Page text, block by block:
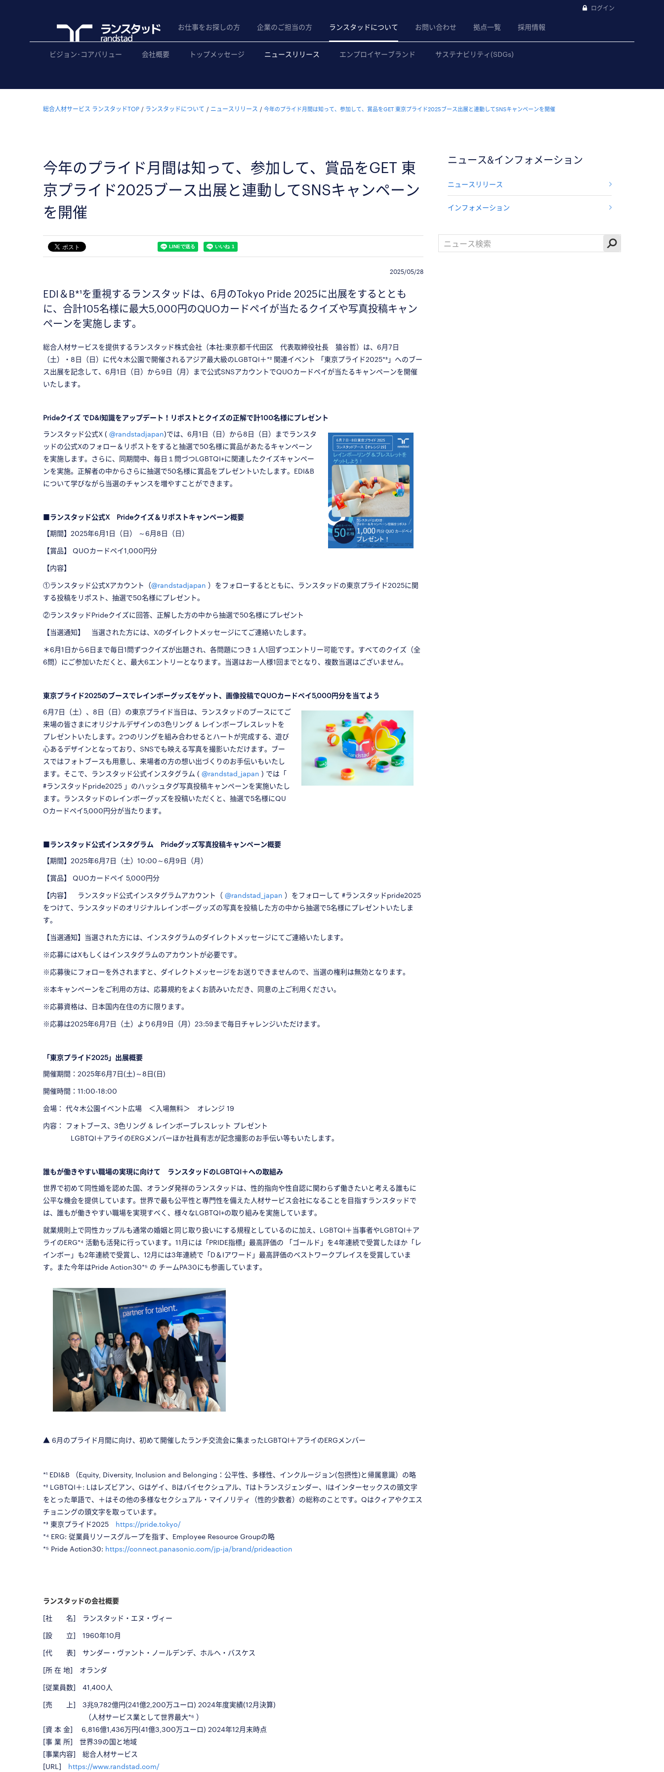
ログイン
お仕事をお探しの方 企業のご担当の方 ランスタッドについて お問い合わせ 拠点一覧 採用情報
ビジョン･コアバリュー 会社概要 トップメッセージ ニュースリリース エンプロイヤーブランド サステナビリティ(SDGs)
総合人材サービス ランスタッドTOP ランスタッドについて ニュースリリース 今年のプライド月間は知って、参加して、賞品をGET 東京プライド2025ブース出展と連動してSNSキャンペーンを開催
今年のプライド月間は知って、参加して、賞品をGET 東
京プライド2025ブース出展と連動してSNSキャンペーン
を開催
2025/05/28
EDI＆B*¹を重視するランスタッドは、6月のTokyo Pride 2025に出展をするととも
に、合計105名様に最大5,000円のQUOカードペイが当たるクイズや写真投稿キャン
ペーンを実施します。
総合人材サービスを提供するランスタッド株式会社（本社:東京都千代田区 代表取締役社長 猿谷哲）は、6月7日
（土）・8日（日）に代々木公園で開催されるアジア最大級のLGBTQI＋*² 関連イベント 「東京プライド2025*³」へのブー
ス出展を記念して、6月1日（日）から9日（月）まで公式SNSアカウントでQUOカードペイが当たるキャンペーンを開催
いたします。
Prideクイズ でD&I知識をアップデート！リポストとクイズの正解で計100名様にプレゼント
ランスタッド公式X ( @randstadjapan)では、6月1日（日）から8日（日）までランスタ
ッドの公式Xのフォロー＆リポストをすると抽選で50名様に賞品があたるキャンペーン
を実施します。さらに、同期間中、毎日１問づつLGBTQI+に関連したクイズキャンペー
ンを実施。正解者の中からさらに抽選で50名様に賞品をプレゼントいたします。EDI&B
について学びながら当選のチャンスを増やすことができます。
■ランスタッド公式X Prideクイズ＆リポストキャンペーン概要
【期間】2025年6月1日（日） ～6月8日（日）
【賞品】 QUOカードペイ1,000円分
【内容】
①ランスタッド公式Xアカウント（@randstadjapan ）をフォローするとともに、ランスタッドの東京プライド2025に関
する投稿をリポスト、抽選で50名様にプレゼント。
②ランスタッドPrideクイズに回答、正解した方の中から抽選で50名様にプレゼント
【当選通知】 当選された方には、Xのダイレクトメッセージにてご連絡いたします。
＊6月1日から6日まで毎日1問ずつクイズが出題され、各問題につき１人1回ずつエントリー可能です。すべてのクイズ（全
6問）にご参加いただくと、最大6エントリーとなります。当選はお一人様1回までとなり、複数当選はございません。
東京プライド2025のブースでレインボーグッズをゲット、画像投稿でQUOカードペイ5,000円分を当てよう
6月7日（土）、8日（日）の東京プライド当日は、ランスタッドのブースにてご
来場の皆さまにオリジナルデザインの3色リング & レインボーブレスレットを
プレゼントいたします。2つのリングを組み合わせるとハートが完成する、遊び
心あるデザインとなっており、SNSでも映える写真を撮影いただけます。ブー
スではフォトブースも用意し、来場者の方の想い出づくりのお手伝いもいたし
ます。そこで、ランスタッド公式インスタグラム ( @randstad_japan ) では「
#ランスタッドpride2025 」のハッシュタグ写真投稿キャンペーンを実施いたし
ます。ランスタッドのレインボーグッズを投稿いただくと、抽選で5名様にQU
Oカードペイ5,000円分が当たります。
■ランスタッド公式インスタグラム Prideグッズ写真投稿キャンペーン概要
【期間】2025年6月7日（土）10:00～6月9日（月）
【賞品】 QUOカードペイ 5,000円分
【内容】 ランスタッド公式インスタグラムアカウント（ @randstad_japan ）をフォローして #ランスタッドpride2025
をつけて、ランスタッドのオリジナルレインボーグッズの写真を投稿した方の中から抽選で5名様にプレゼントいたしま
す。
【当選通知】当選された方には、インスタグラムのダイレクトメッセージにてご連絡いたします。
※応募にはXもしくはインスタグラムのアカウントが必要です。
※応募後にフォローを外されますと、ダイレクトメッセージをお送りできませんので、当選の権利は無効となります。
※本キャンペーンをご利用の方は、応募規約をよくお読みいただき、同意の上ご利用ください。
※応募資格は、日本国内在住の方に限ります。
※応募は2025年6月7日（土）より6月9日（月）23:59まで毎日チャレンジいただけます。
「東京プライド2025」出展概要
開催期間：2025年6月7日(土)～8日(日)
開催時間：11:00-18:00
会場： 代々木公園イベント広場 ＜入場無料＞ オレンジ 19
内容： フォトブース、3色リング & レインボーブレスレット プレゼント
LGBTQI＋アライのERGメンバーほか社員有志が記念撮影のお手伝い等もいたします。
誰もが働きやすい職場の実現に向けて ランスタッドのLGBTQI＋への取組み
世界で初めて同性婚を認めた国、オランダ発祥のランスタッドは、性的指向や性自認に関わらず働きたいと考える誰もに
公平な機会を提供しています。世界で最も公平性と専門性を備えた人材サービス会社になることを目指すランスタッドで
は、誰もが働きやすい職場を実現すべく、様々なLGBTQI+の取り組みを実施しています。
就業規則上で同性カップルも通常の婚姻と同じ取り扱いにする規程としているのに加え、LGBTQI＋当事者やLGBTQI＋ア
ライのERG*⁴ 活動も活発に行っています。11月には「PRIDE指標」最高評価の 「ゴールド」を4年連続で受賞したほか「レ
インボー」も2年連続で受賞し、12月には3年連続で「D＆Iアワード」最高評価のベストワークプレイスを受賞していま
す。また今年はPride Action30*⁵ の チームPA30にも参画しています。
▲ 6月のプライド月間に向け、初めて開催したランチ交流会に集まったLGBTQI＋アライのERGメンバー
*¹ EDI&B （Equity, Diversity, Inclusion and Belonging：公平性、多様性、インクルージョン(包摂性)と帰属意識）の略
*² LGBTQI＋: Lはレズビアン、Gはゲイ、Bはバイセクシュアル、Tはトランスジェンダー、Iはインターセックスの頭文字
をとった単語で、＋はその他の多様なセクシュアル・マイノリティ（性的少数者）の総称のことです。Qはクィアやクエス
チョニングの頭文字を取っています。
*³ 東京プライド2025 https://pride.tokyo/
*⁴ ERG: 従業員リソースグループを指す、Employee Resource Groupの略
*⁵ Pride Action30: https://connect.panasonic.com/jp-ja/brand/prideaction
ランスタッドの会社概要
[社 名] ランスタッド・エヌ・ヴィー
[設 立] 1960年10月
[代 表] サンダー・ヴァント・ノールデンデ、 ホルヘ・バスケス
[所 在 地] オランダ
[従業員数] 41,400 人
[売 上] 3兆9,782億円(241億2,200万ユーロ) 2024年度実績(12月決算)
（人材サービス業として世界最大*⁶ ）
[資 本 金] 6,816億1,436万円(41億3,300万ユーロ) 2024年12月末時点
[事 業 所] 世界39の国と地域
[事業内容] 総合人材サービス
[URL] https://www.randstad.com/
ニュース&インフォメーション
ニュースリリース
インフォメーション